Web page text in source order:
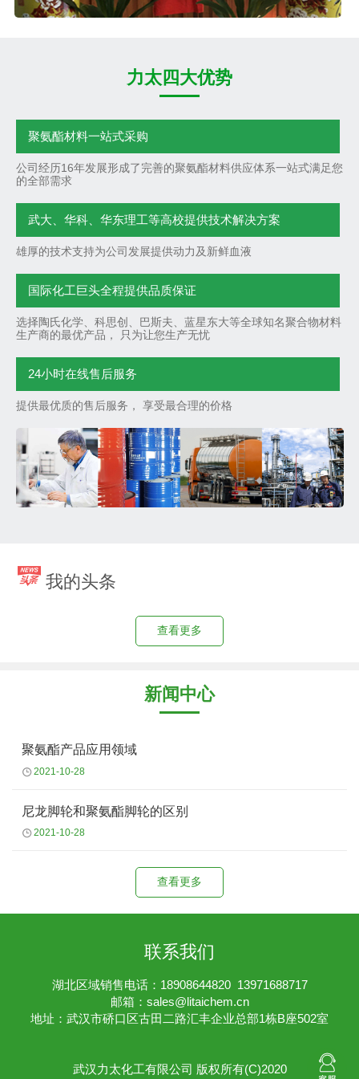
力太四大优势
聚氨酯材料一站式采购
公司经历16年发展形成了完善的聚氨酯材料供应体系一站式满足您
的全部需求
武大、华科、华东理工等高校提供技术解决方案
雄厚的技术支持为公司发展提供动力及新鲜血液
国际化工巨头全程提供品质保证
选择陶氏化学、科思创、巴斯夫、蓝星东大等全球知名聚合物材料
生产商的最优产品， 只为让您生产无忧
24小时在线售后服务
提供最优质的售后服务， 享受最合理的价格
我的头条
查看更多
新闻中心
聚氨酯产品应用领域
2021-10-28
尼龙脚轮和聚氨酯脚轮的区别
2021-10-28
查看更多
联系我们
湖北区域销售电话：18908644820 13971688717
邮箱： sales@litaichem.cn
地址：武汉市硚口区古田二路汇丰企业总部1栋B座502室
武汉力太化工有限公司 版权所有(C)2020